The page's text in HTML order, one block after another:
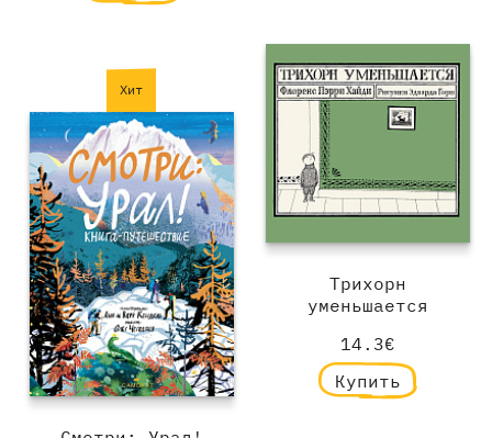
Трихорн
уменьшается
14.3€
Купить
Хит